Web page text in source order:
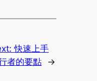
快速上手
者的要點
→